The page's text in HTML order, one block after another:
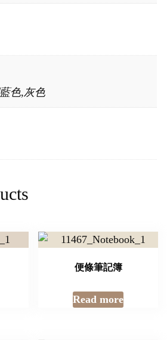
色,灰色
便條筆記簿
Read more